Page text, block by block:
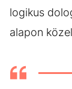
logikus
alapon